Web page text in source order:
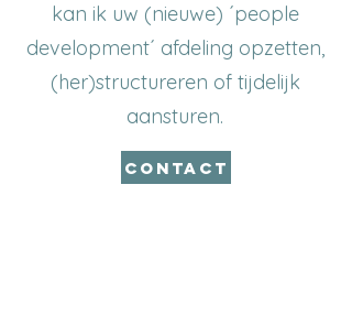
kan ik uw (nieuwe) ´people
development´ afdeling opzetten,
(her)structureren of tijdelijk
aansturen.​​
CONTACT